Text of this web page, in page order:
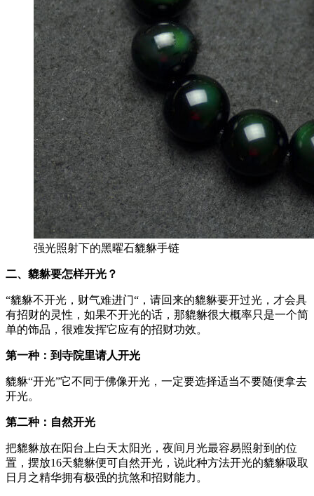
强光照射下的黑曜石貔貅手链
二、貔貅要怎样开光？
“貔貅不开光，财气难进门“，请回来的貔貅要开过光，才会具
有招财的灵性，如果不开光的话，那貔貅很大概率只是一个简
单的饰品，很难发挥它应有的招财功效。
第一种：到寺院里请人开光
貔貅“开光”它不同于佛像开光，一定要选择适当不要随便拿去
开光。
第二种：自然开光
把貔貅放在阳台上白天太阳光，夜间月光最容易照射到的位
置，摆放16天貔貅便可自然开光，说此种方法开光的貔貅吸取
日月之精华拥有极强的抗煞和招财能力。